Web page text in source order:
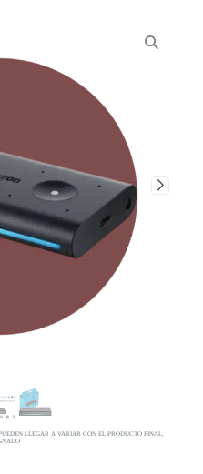
LLEGAR A VARIAR CON EL PRODUCTO FINAL,